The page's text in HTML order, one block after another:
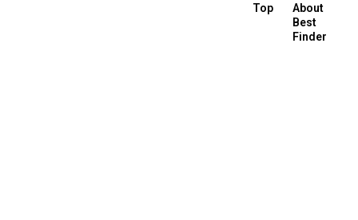
Top
About
Best
Finder